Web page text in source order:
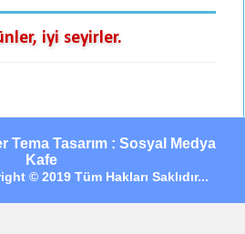
iyi seyirler.
Tema Tasarım : Sosyal Medya
Kafe
© 2019 Tüm Hakları Saklıdır...